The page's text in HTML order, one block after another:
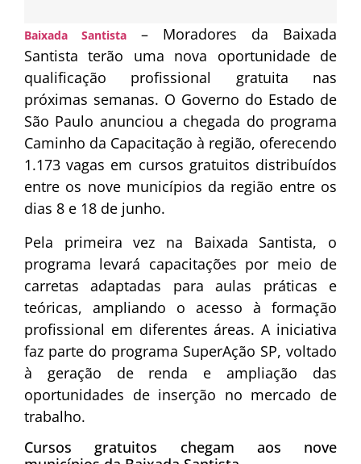
Baixada Santista
– Moradores da Baixada
Santista terão uma nova oportunidade de
qualificação profissional gratuita nas
próximas semanas. O Governo do Estado de
São Paulo anunciou a chegada do programa
Caminho da Capacitação à região, oferecendo
1.173 vagas em cursos gratuitos distribuídos
entre os nove municípios da região entre os
dias 8 e 18 de junho.
Pela primeira vez na Baixada Santista, o
programa levará capacitações por meio de
carretas adaptadas para aulas práticas e
teóricas, ampliando o acesso à formação
profissional em diferentes áreas. A iniciativa
faz parte do programa SuperAção SP, voltado
à geração de renda e ampliação das
oportunidades de inserção no mercado de
trabalho.
Cursos gratuitos chegam aos nove